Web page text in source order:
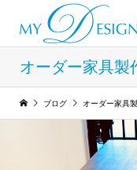
オーダー家具製
ブログ オーダー家具